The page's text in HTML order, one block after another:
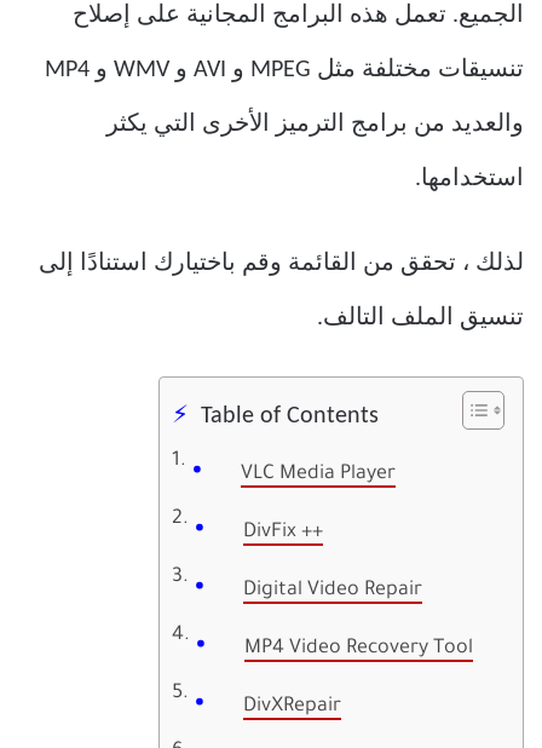
الجميع. تعمل هذه البرامج المجانية على إصلاح
تنسيقات مختلفة مثل MPEG و AVI و WMV و MP4
والعديد من برامج الترميز الأخرى التي يكثر
استخدامها.
لذلك ، تحقق من القائمة وقم باختيارك استنادًا إلى
تنسيق الملف التالف.
Table of Contents
VLC Media Player
DivFix ++
Digital Video Repair
MP4 Video Recovery Tool
DivXRepair